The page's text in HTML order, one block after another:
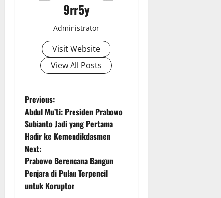
9rr5y
Administrator
Visit Website
View All Posts
P
o
s
t
n
Previous:
Abdul Mu’ti: Presiden Prabowo
Subianto Jadi yang Pertama
Hadir ke Kemendikdasmen
Next:
Prabowo Berencana Bangun
Penjara di Pulau Terpencil
untuk Koruptor